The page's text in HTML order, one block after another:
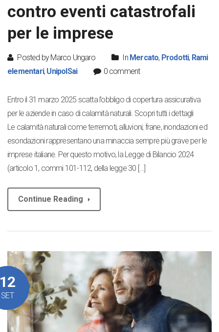
contro eventi catastrofali
per le imprese
Posted by Marco Ungaro In Mercato, Prodotti, Rami
elementari, UnipolSai 0 comment
Entro il 31 marzo 2025 scatta l’obbligo di copertura assicurativa
per le aziende in caso di calamità naturali. Scopri tutti i dettagli
Le calamità naturali come terremoti, alluvioni, frane, inondazioni ed
esondazioni rappresentano una minaccia sempre più grave per le
imprese italiane. Per questo motivo, la Legge di Bilancio 2024
(articolo 1, commi 101-112, della legge 30 […]
Continue Reading
SET